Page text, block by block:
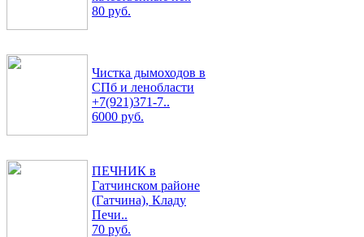
80 руб.
Чистка дымоходов в
СПб и ленобласти
+7(921)371-7..
6000 руб.
ПЕЧНИК в
Гатчинском районе
(Гатчина), Кладу
Печи..
70 руб.